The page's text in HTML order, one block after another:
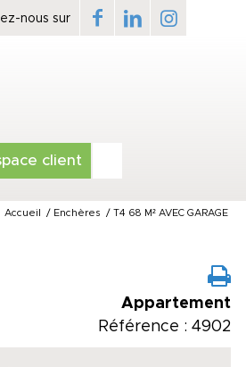
client
Accueil / Enchères / T4 68 M² AVEC GARAGE
Appartement
Référence : 4902